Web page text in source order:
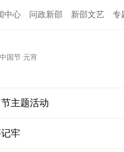
中心 问政新邵 新邵文艺 专
国节·元宵
主题活动
牢